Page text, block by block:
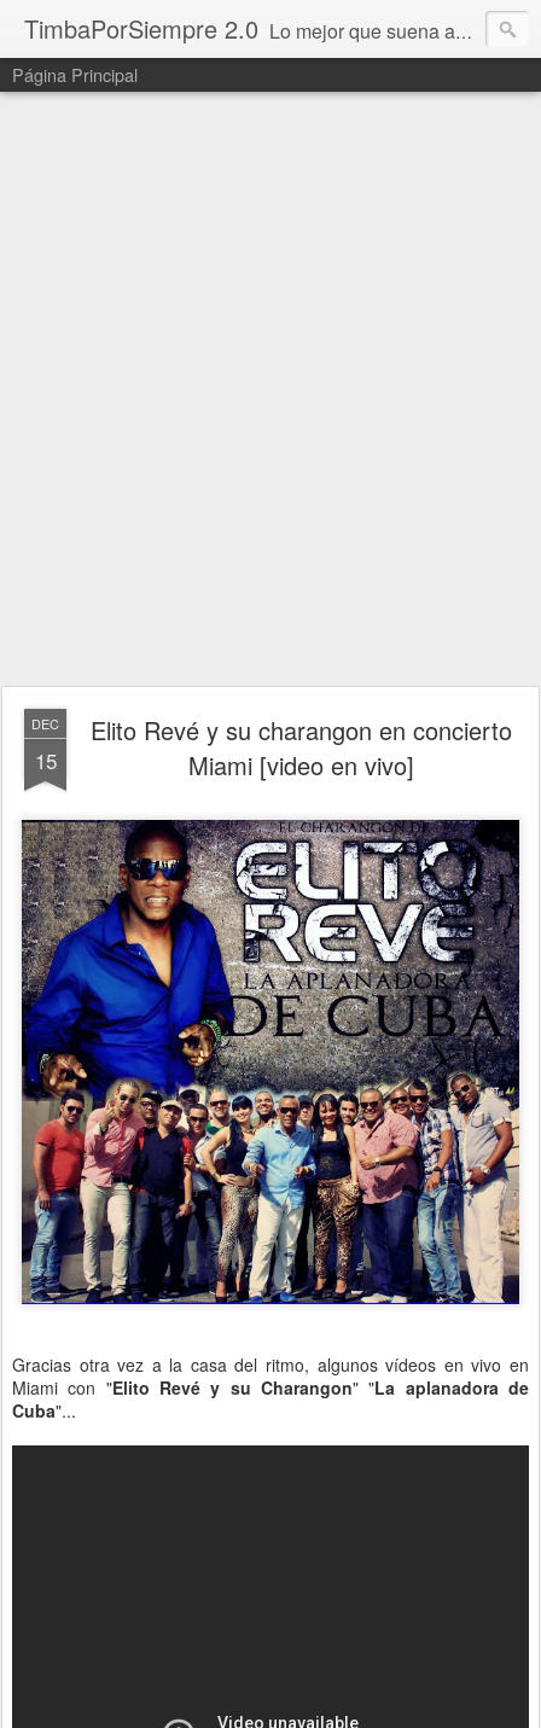
TimbaPorSiempre 2.0 Lo mejor que suena ahora!!!
Página Principal
DEC
15
Elito Revé y su charangon en concierto
Miami [video en vivo]
Gracias otra vez a la casa del ritmo, algunos vídeos en vivo en
Miami con "Elito Revé y su Charangon" "La aplanadora de
Cuba"...